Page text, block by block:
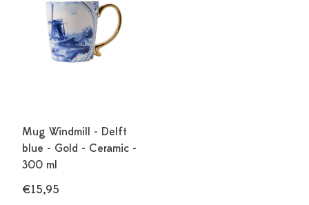
Mug Windmill - Delft
blue - Gold - Ceramic -
300 ml
€15,95